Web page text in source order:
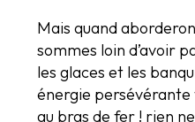
Mais quand
sommes loin d’avoir
les glaces et les
énergie
au bras de fer ! rien